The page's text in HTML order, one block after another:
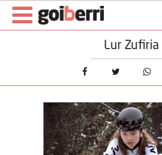
Lur Zufiria